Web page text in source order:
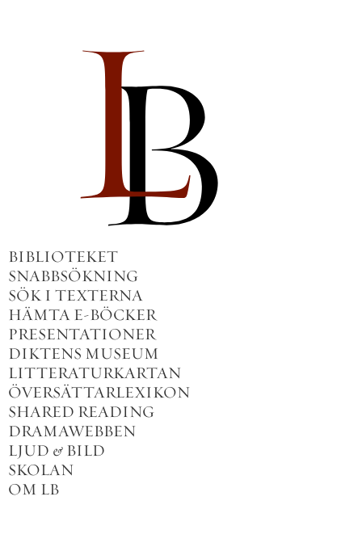
BIBLIOTEKET
SNABBSÖKNING
SÖK I TEXTERNA
HÄMTA E-BÖCKER
PRESENTATIONER
DIKTENS MUSEUM
LITTERATURKARTAN
ÖVERSÄTTARLEXIKON
SHARED READING
DRAMAWEBBEN
LJUD & BILD
SKOLAN
OM LB